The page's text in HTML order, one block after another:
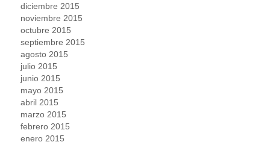
diciembre 2015
noviembre 2015
octubre 2015
septiembre 2015
agosto 2015
julio 2015
junio 2015
mayo 2015
abril 2015
marzo 2015
febrero 2015
enero 2015